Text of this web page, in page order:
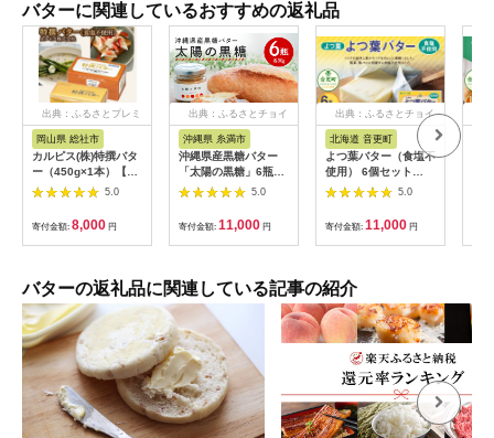
バターに関連しているおすすめの返礼品
出典：ふるさとプレミ
岡山県 総社市
カルピス(株)特撰バタ
ー（450g×1本）【食
塩不使用】008-007
5.0
寄付金額: 8,000 円
出典：ふるさとチョイ
沖縄県 糸満市
沖縄県産黒糖バター
「太陽の黒糖」6瓶入
り
5.0
寄付金額: 11,000 円
出典：ふるさとチョイ
北海道 音更町
よつ葉バター（食塩不
使用） 6個セット
【A97】 食塩不使用
バター 北海道
5.0
寄付金額: 11,000 円
バターの返礼品に関連している記事の紹介